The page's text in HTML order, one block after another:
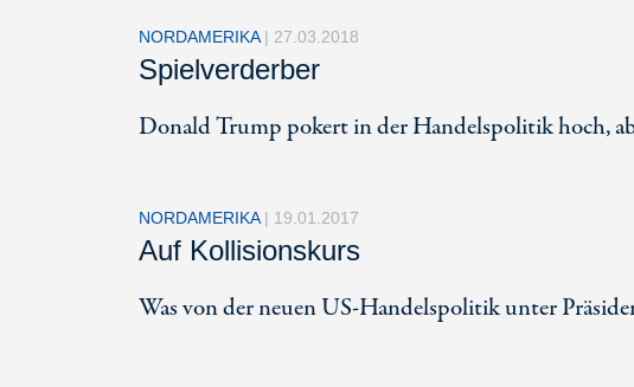
NORDAMERIKA | 27.03.2018
Spielverderber
Donald Trump pokert in der Handelspolitik hoch,
NORDAMERIKA | 19.01.2017
Auf Kollisionskurs
Was von der neuen US-Handelspolitik unter